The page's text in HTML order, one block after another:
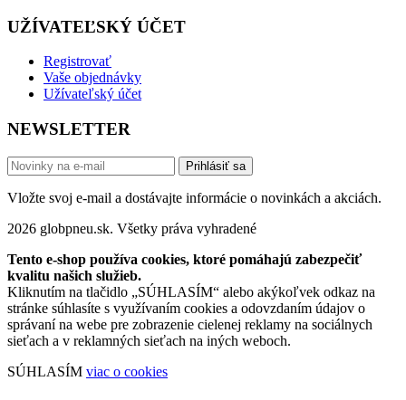
UŽÍVATEĽSKÝ ÚČET
Registrovať
Vaše objednávky
Užívateľský účet
NEWSLETTER
Prihlásiť sa
Vložte svoj e-mail a dostávajte informácie o novinkách a akciách.
2026 globpneu.sk. Všetky práva vyhradené
Tento e-shop používa cookies, ktoré pomáhajú zabezpečiť
kvalitu našich služieb.
Kliknutím na tlačidlo „SÚHLASÍM“ alebo akýkoľvek odkaz na
stránke súhlasíte s využívaním cookies a odovzdaním údajov o
správaní na webe pre zobrazenie cielenej reklamy na sociálnych
sieťach a v reklamných sieťach na iných weboch.
SÚHLASÍM viac o cookies